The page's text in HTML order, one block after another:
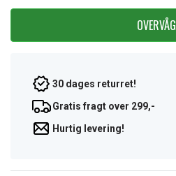
OVERVÅG
30 dages returret!
Gratis fragt over 299,-
Hurtig levering!